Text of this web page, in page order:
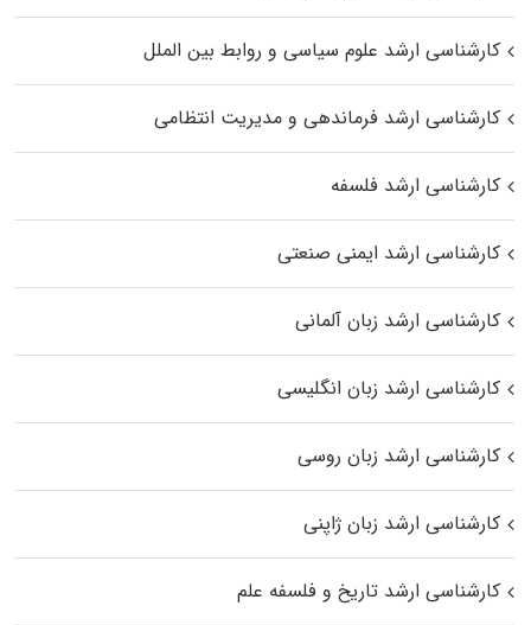
کارشناسی ارشد علوم سیاسی و روابط بین الملل
کارشناسی ارشد فرماندهی و مدیریت انتظامی
کارشناسی ارشد فلسفه
کارشناسی ارشد ایمنی صنعتی
کارشناسی ارشد زبان آلمانی
کارشناسی ارشد زبان انگلیسی
کارشناسی ارشد زبان روسی
کارشناسی ارشد زبان ژاپنی
کارشناسی ارشد تاریخ و فلسفه علم